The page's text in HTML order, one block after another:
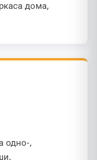
дома,
одно-,